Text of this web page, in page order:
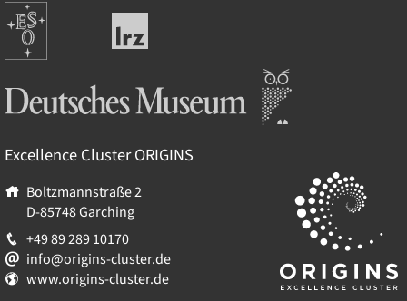
München
Europäische
Südsternwarte
Leibniz-
Rechenzentrum
Excellence ClusterORIGINS
Boltzmannstraße 2
D-85748Garching
+49 89 289 10170
info@origins-cluster.de
www.origins-cluster.de